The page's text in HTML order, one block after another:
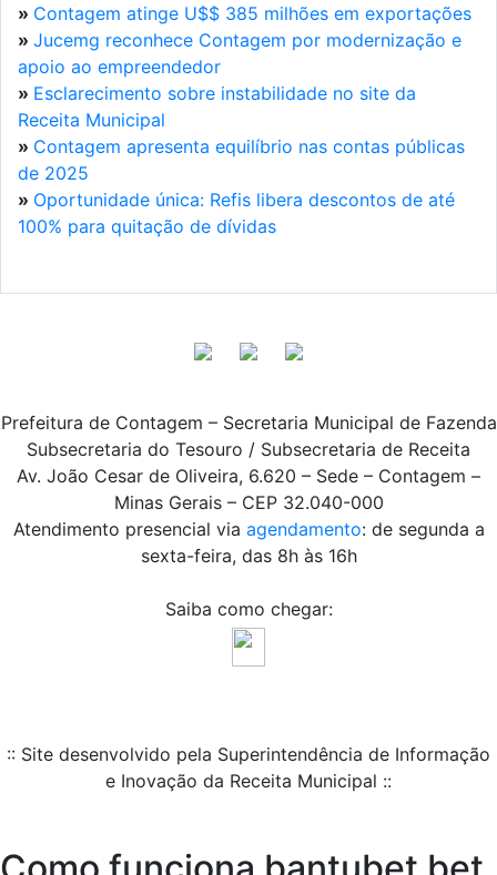
» Contagem atinge U$$ 385 milhões em exportações
» Jucemg reconhece Contagem por modernização e
apoio ao empreendedor
» Esclarecimento sobre instabilidade no site da
Receita Municipal
» Contagem apresenta equilíbrio nas contas públicas
de 2025
» Oportunidade única: Refis libera descontos de até
100% para quitação de dívidas
Prefeitura de Contagem – Secretaria Municipal de Fazenda
Subsecretaria do Tesouro / Subsecretaria de Receita
Av. João Cesar de Oliveira, 6.620 – Sede – Contagem –
Minas Gerais – CEP 32.040-000
Atendimento presencial via agendamento: de segunda a
sexta-feira, das 8h às 16h
Saiba como chegar:
:: Site desenvolvido pela Superintendência de Informação
e Inovação da Receita Municipal ::